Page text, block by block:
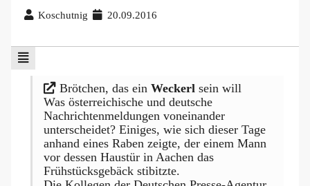
Koschutnig 20.09.2016
Brötchen, das ein Weckerl sein will
Was österreichische und deutsche
Nachrichtenmeldungen voneinander
unterscheidet? Einiges, wie sich dieser Tage
anhand eines Raben zeigte, der einem Mann
vor dessen Haustür in Aachen das
Frühstücksgebäck stibitzte.